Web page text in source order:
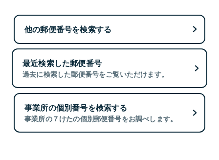
他の郵便番号を検索する
最近検索した郵便番号
過去に検索した郵便番号をご覧いただけます。
事業所の個別番号を検索する
事業所の７けたの個別郵便番号をお調べします。